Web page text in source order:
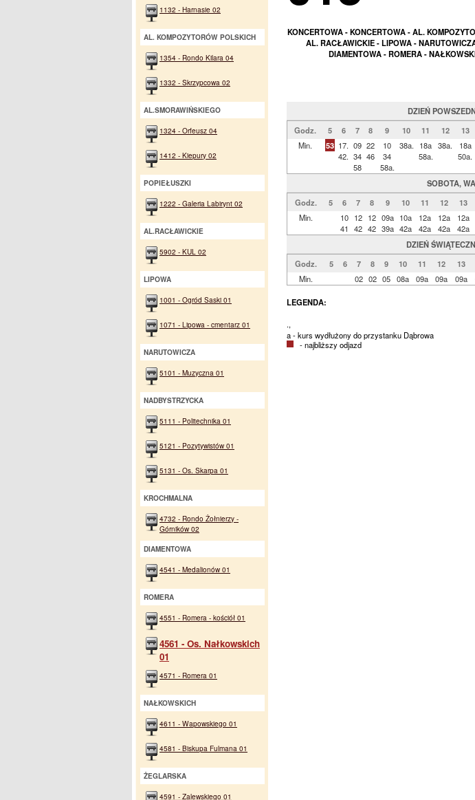
KONCERTOWA - KONCERTOWA - AL.
AL. RACŁAWICKIE - LIPOWA -
DIAMENTOWA - ROMERA -
DZIEŃ
Godz.
5 6 7 8 9 10 11 12 13
Min.
53 17.
42.
09
34
58
22
46
10
34
58a.
38a.
18a
58a.
38a.
18a
50a.
SOBOTA,
Godz.
5 6 7 8 9 10 11 12 13
Min.
10
41
12
42
12
42
09a
39a
10a
42a
12a
42a
12a
42a
12a
42a
DZIEŃ
Godz.
5 6 7 8 9 10 11 12 13
Min.
02 02 05 08a 09a 09a 09a
LEGENDA:
.,
a - kurs wydłużony do przystanku Dąbrowa
- najbliższy odjazd
1132 - Harnasie 02
AL. KOMPOZYTORÓW POLSKICH
1354 - Rondo Kilara 04
1332 - Skrzypcowa 02
AL.SMORAWIŃSKIEGO
1324 - Orfeusz 04
1412 - Kiepury 02
POPIEŁUSZKI
1222 - Galeria Labirynt 02
AL.RACŁAWICKIE
5902 - KUL 02
LIPOWA
1001 - Ogród Saski 01
1071 - Lipowa - cmentarz 01
NARUTOWICZA
5101 - Muzyczna 01
NADBYSTRZYCKA
5111 - Politechnika 01
5121 - Pozytywistów 01
5131 - Os. Skarpa 01
KROCHMALNA
4732 - Rondo Żołnierzy -
Górników 02
DIAMENTOWA
4541 - Medalionów 01
ROMERA
4551 - Romera - kościół 01
4561 - Os. Nałkowskich
01
4571 - Romera 01
NAŁKOWSKICH
4611 - Wapowskiego 01
4581 - Biskupa Fulmana 01
ŻEGLARSKA
4591 - Zalewskiego 01